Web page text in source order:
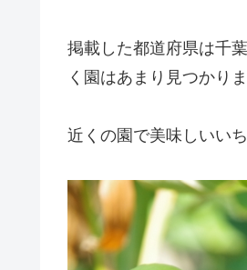
掲載した都道府県は千
く園はあまり見つかり
近くの園で美味しいい